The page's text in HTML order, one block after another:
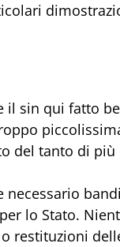
il sin qui fatto
del tanto di più
necessario
lo Stato.
restituzioni